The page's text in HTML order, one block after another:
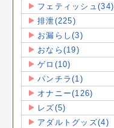
フェティッシュ(34)
排泄(225)
お漏らし(3)
おなら(19)
ゲロ(10)
パンチラ(1)
オナニー(126)
レズ(5)
アダルトグッズ(4)